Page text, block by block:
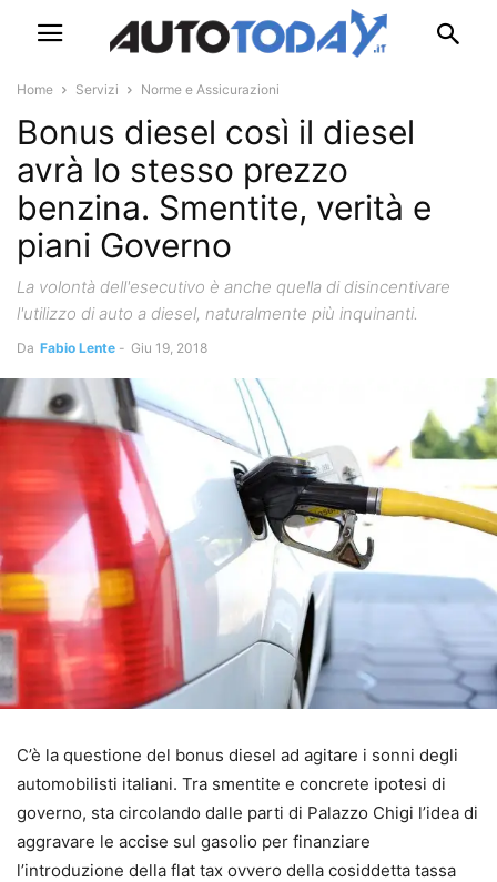
Home Servizi Norme e Assicurazioni
Bonus diesel così il diesel
avrà lo stesso prezzo
benzina. Smentite, verità e
piani Governo
La volontà dell'esecutivo è anche quella di disincentivare
l'utilizzo di auto a diesel, naturalmente più inquinanti.
Da Fabio Lente - Giu 19, 2018
C’è la questione del bonus diesel ad agitare i sonni degli
automobilisti italiani. Tra smentite e concrete ipotesi di
governo, sta circolando dalle parti di Palazzo Chigi l’idea di
aggravare le accise sul gasolio per finanziare
l’introduzione della flat tax ovvero della cosiddetta tassa